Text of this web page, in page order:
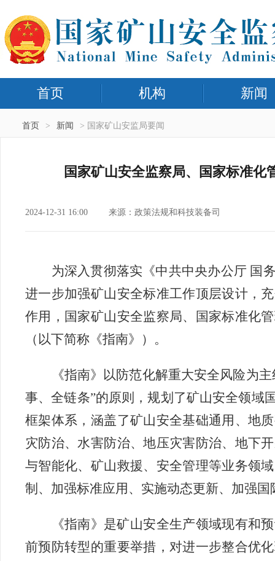
首页 机构 新闻
首页 > 新闻 > 国家矿山安监局要闻
国家矿山安全监察局、国家标准
2024-12-31 16:00 来源：政策法规和科技装备司
为深入贯彻落实《中共中央办公厅 国
进一步加强矿山安全标准工作顶层设计，
作用，国家矿山安全监察局、国家标准化
（以下简称《指南》）。
《指南》以防范化解重大安全风险为
事、全链条”的原则，规划了矿山安全领域
框架体系，涵盖了矿山安全基础通用、地
灾防治、水害防治、地压灾害防治、地下
与智能化、矿山救援、安全管理等业务领
制、加强标准应用、实施动态更新、加强
《指南》是矿山安全生产领域现有和
前预防转型的重要举措，对进一步整合优